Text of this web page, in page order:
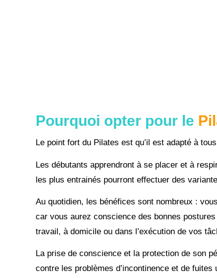
Pourquoi opter pour le
Le point fort du Pilates est qu’il est adapté à
Les débutants apprendront à se placer et à
les plus entrainés pourront effectuer des
Au quotidien, les bénéfices sont nombreux :
car vous aurez conscience des bonnes
travail, à domicile ou dans l’exécution de vos
La prise de conscience et la protection de son
contre les problèmes d’incontinence et de fuites